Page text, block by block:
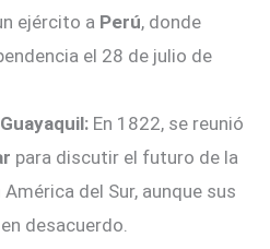
ejército a Perú, donde
el 28 de julio de
En 1822, se reunió
para discutir el futuro de la
del Sur, aunque sus
desacuerdo.